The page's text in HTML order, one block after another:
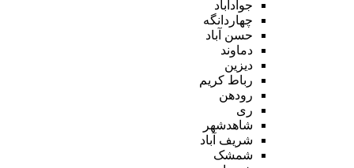
جوادآباد
چهاردانگه
حسن آباد
دماوند
دیزین
رباط کریم
رودهن
ری
شاهدشهر
شریف آباد
شمشک